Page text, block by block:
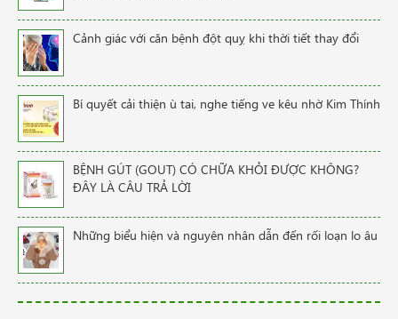
Cảnh giác với căn bệnh đột quỵ khi thời tiết thay đổi
Bí quyết cải thiện ù tai, nghe tiếng ve kêu nhờ Kim Thính
BỆNH GÚT (GOUT) CÓ CHỮA KHỎI ĐƯỢC KHÔNG?
ĐÂY LÀ CÂU TRẢ LỜI
Những biểu hiện và nguyên nhân dẫn đến rối loạn lo âu